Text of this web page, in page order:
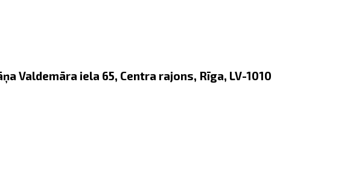
Valdemāra iela 65, Centra rajons, Rīga, LV-1010